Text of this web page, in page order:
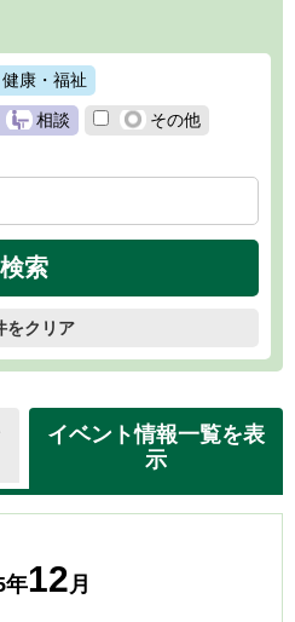
健康・福祉
相談 その他
をクリア
イベント情報一覧を表
示
年12月